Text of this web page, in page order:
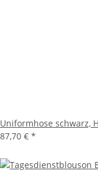
Uniformhose schwarz,
87,70 € *